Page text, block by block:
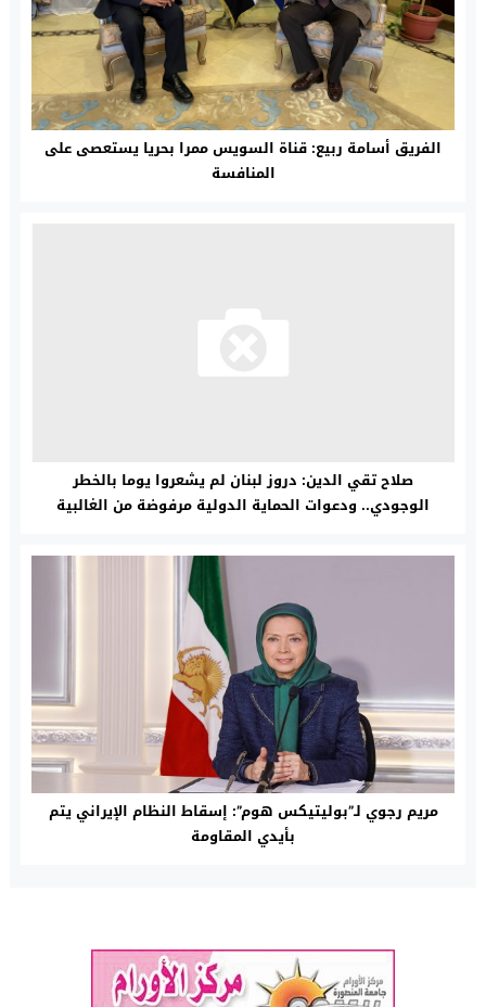
الفريق أسامة ربيع: قناة السويس ممرا بحريا يستعصى على
المنافسة
صلاح تقي الدين: دروز لبنان لم يشعروا يوما بالخطر
الوجودي.. ودعوات الحماية الدولية مرفوضة من الغالبية
مريم رجوي لـ”بوليتيكس هوم”: إسقاط النظام الإيراني يتم
بأيدي المقاومة